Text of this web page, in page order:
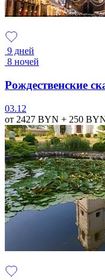
9 дней
8 ночей
Рождественские
03.12
от 2427 BYN + 250